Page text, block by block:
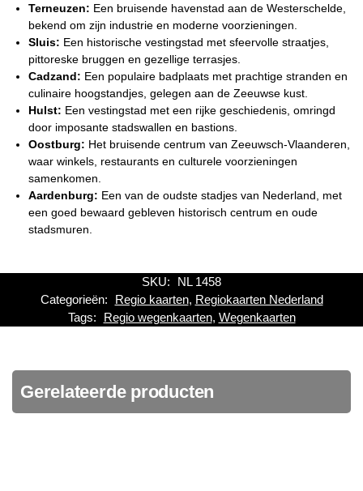
Terneuzen: Een bruisende havenstad aan de Westerschelde,
bekend om zijn industrie en moderne voorzieningen.
Sluis: Een historische vestingstad met sfeervolle straatjes,
pittoreske bruggen en gezellige terrasjes.
Cadzand: Een populaire badplaats met prachtige stranden en
culinaire hoogstandjes, gelegen aan de Zeeuwse kust.
Hulst: Een vestingstad met een rijke geschiedenis, omringd
door imposante stadswallen en bastions.
Oostburg: Het bruisende centrum van Zeeuwsch-Vlaanderen,
waar winkels, restaurants en culturele voorzieningen
samenkomen.
Aardenburg: Een van de oudste stadjes van Nederland, met
een goed bewaard gebleven historisch centrum en oude
stadsmuren.
SKU:
NL 1458
Categorieën:
Regio kaarten, Regiokaarten Nederland
Tags:
Regio wegenkaarten, Wegenkaarten
Gerelateerde producten